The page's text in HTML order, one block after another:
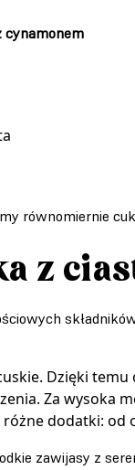
cynamonem
równomiernie
z
Dzięki
Za wysoka
dodatki:
zawijasy z